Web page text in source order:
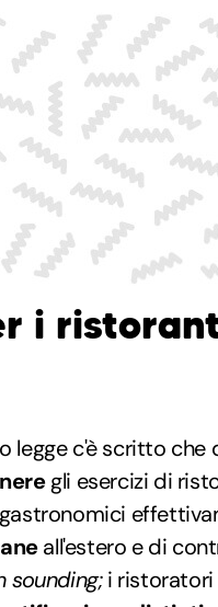
i
legge c'è scritto che
gli esercizi di
all'estero e di
sounding;i ristoratori